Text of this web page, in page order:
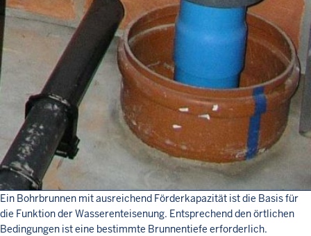
Ein Bohrbrunnen mit ausreichend Förderkapazität ist die Basis für
die Funktion der Wasserenteisenung. Entsprechend den örtlichen
Bedingungen ist eine bestimmte Brunnentiefe erforderlich.